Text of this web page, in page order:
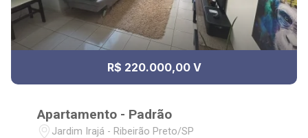
R$ 220.000,00 V
Apartamento - Padrão
Jardim Irajá - Ribeirão Preto/SP